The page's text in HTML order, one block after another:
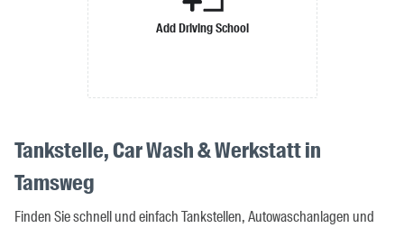
Add Driving School
Tankstelle, Car Wash & Werkstatt in
Tamsweg
Finden Sie schnell und einfach Tankstellen, Autowaschanlagen und